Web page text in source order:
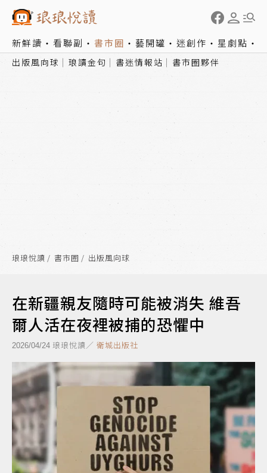
新鮮讀 看聯副 書市圈 藝開罐 迷創作 星劇點
出版風向球 琅讀金句 書迷情報站 書市圈夥伴
琅琅悅讀 書市圈 出版風向球
在新疆親友隨時可能被消失 維吾
爾人活在夜裡被捕的恐懼中
2026/04/24 琅琅悅讀／ 衛城出版社